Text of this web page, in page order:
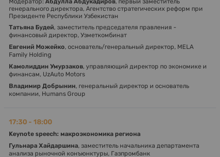
генерального директора, Агентство стратегических реформ при
Президенте Республики Узбекистан
Татьяна Будей, заместитель председателя правления -
финансовый директор, Узметкомбинат
Евгений Можейко, основатель/генеральный директор, MELA
Family Holding
Камолиддин Умурзаков, управляющий директор по экономике и
финансам, UzAuto Motors
Владимир Добрынин, генеральный директор и основатель
компании, Humans Group
17:30 - 18:00
Keynote speech: макроэкономика региона
Гульнара Хайдаршина, заместитель начальника департамента
анализа рыночной конъюнктуры, Газпромбанк